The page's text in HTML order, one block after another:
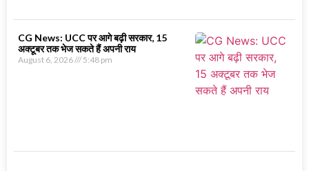
CG News: UCC पर आगे बढ़ी सरकार, 15
अक्टूबर तक भेज सकते हैं अपनी राय
August 6, 2026 5:48 pm